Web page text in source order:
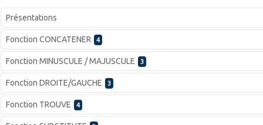
Présentations
Fonction CONCATENER 4
Fonction MINUSCULE / MAJUSCULE 3
Fonction DROITE/GAUCHE 3
Fonction TROUVE 4